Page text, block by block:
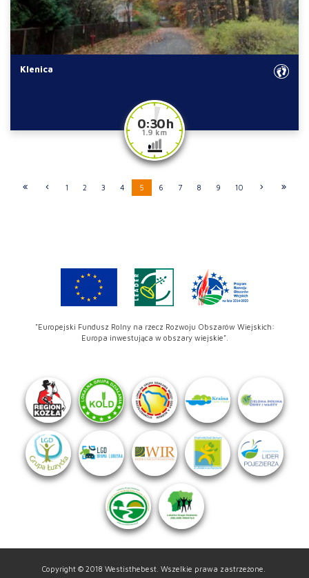
Klenica
0:30 h
1.9 km
1 2 3 4 5 6 7 8 9 10
"Europejski Fundusz Rolny na rzecz Rozwoju Obszarów Wiejskich:
Europa inwestująca w obszary wiejskie".
Copyright © 2018 Westisthebest. Wszelkie prawa zastrzeżone.